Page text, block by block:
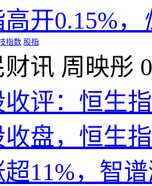
开0.15%，
指数 股指
财讯 周映彤
评：恒生
盘，恒生
11%，智